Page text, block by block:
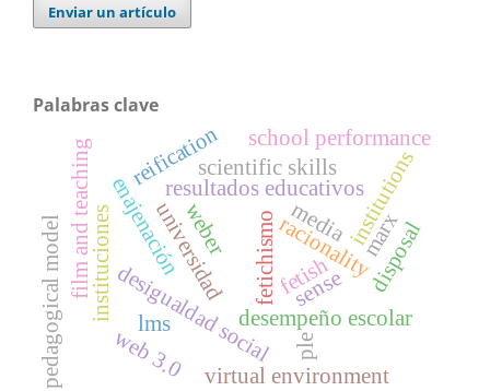
Enviar un artículo
Palabras clave
universidad fetichismo
resultados educativos
desempeño escolar
desigualdad social
racionality
weber institutions
instituciones fetish disposal
reification
enajenación marx
media
film and teaching scientific skills
virtual environment
ple
lms
web 3.0
pedagogical model
school performance
sense